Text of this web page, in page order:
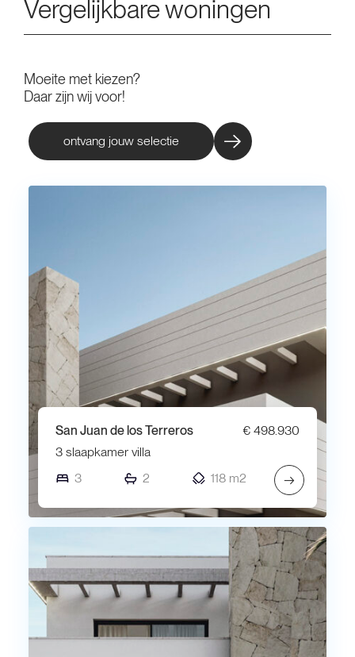
Vergelijkbare woningen
Moeite met kiezen?
Daar zijn wij voor!
ontvang jouw selectie
San Juan de los Terreros
€ 498.930
3 slaapkamer villa
3
2 118 m2 →